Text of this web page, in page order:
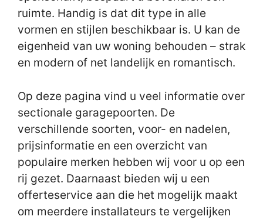
ruimte. Handig is dat dit type in alle
vormen en stijlen beschikbaar is. U kan de
eigenheid van uw woning behouden – strak
en modern of net landelijk en romantisch.
Op deze pagina vind u veel informatie over
sectionale garagepoorten. De
verschillende soorten, voor- en nadelen,
prijsinformatie en een overzicht van
populaire merken hebben wij voor u op een
rij gezet. Daarnaast bieden wij u een
offerteservice aan die het mogelijk maakt
om meerdere installateurs te vergelijken